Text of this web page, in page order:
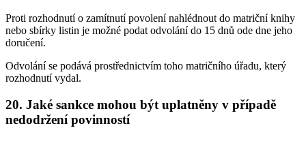
Proti rozhodnutí o zamítnutí povolení nahlédnout do matriční knihy
nebo sbírky listin je možné podat odvolání do 15 dnů ode dne jeho
doručení.
Odvolání se podává prostřednictvím toho matričního úřadu, který
rozhodnutí vydal.
20. Jaké sankce mohou být uplatněny v případě
nedodržení povinností